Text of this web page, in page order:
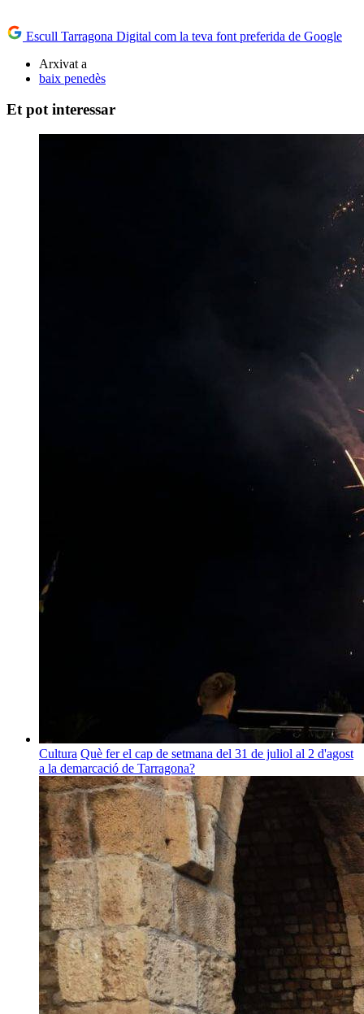
Escull Tarragona Digital com la teva font preferida de Google
Arxivat a
baix penedès
Et pot interessar
Cultura Què fer el cap de setmana del 31 de juliol al 2 d'agost
a la demarcació de Tarragona?